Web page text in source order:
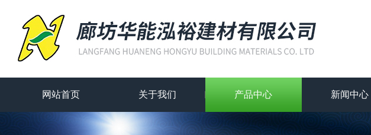
网站首页 关于我们 产品中心 新闻中心